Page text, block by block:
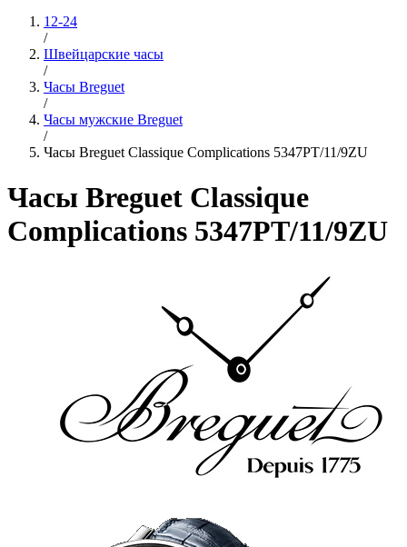
12-24
/
Швейцарские часы
/
Часы Breguet
/
Часы мужские Breguet
/
Часы Breguet Classique Complications 5347PT/11/9ZU
Часы Breguet Classique
Complications 5347PT/11/9ZU